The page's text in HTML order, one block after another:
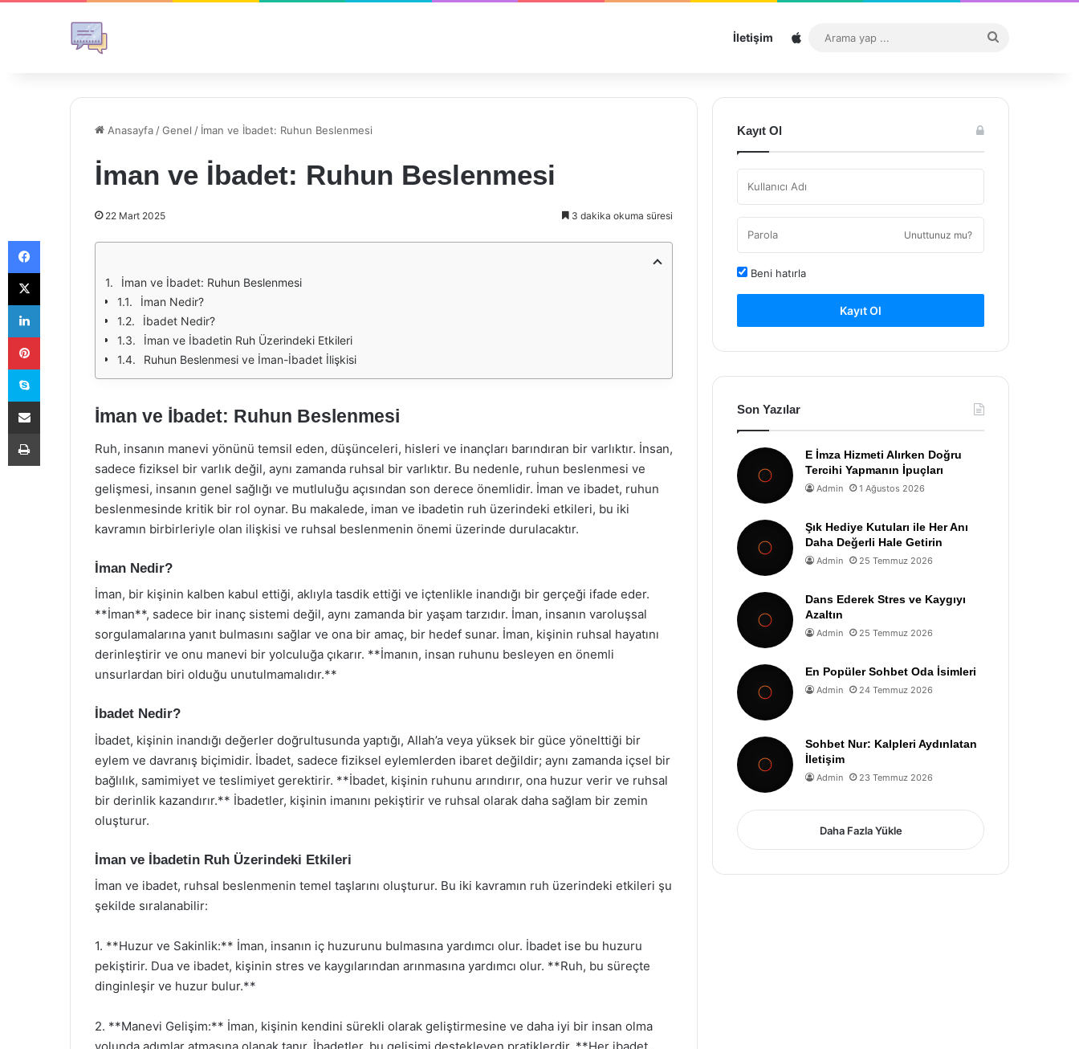
İletişim Sitemap
...
Anasayfa /Genel / İman ve İbadet: Ruhun Beslenmesi
İman ve İbadet: Ruhun Beslenmesi
22 Mart 2025 3 dakika okuma süresi
İman ve İbadet: Ruhun Beslenmesi
İman Nedir?
İbadet Nedir?
İman ve İbadetin Ruh Üzerindeki Etkileri
Ruhun Beslenmesi ve İman-İbadet İlişkisi
İman ve İbadet: Ruhun Beslenmesi
Ruh, insanın manevi yönünü temsil eden, düşünceleri, hisleri ve inançları barındıran bir varlıktır. İnsan,
sadece fiziksel bir varlık değil, aynı zamanda ruhsal bir varlıktır. Bu nedenle, ruhun beslenmesi ve
gelişmesi, insanın genel sağlığı ve mutluluğu açısından son derece önemlidir. İman ve ibadet, ruhun
beslenmesinde kritik bir rol oynar. Bu makalede, iman ve ibadetin ruh üzerindeki etkileri, bu iki
kavramın birbirleriyle olan ilişkisi ve ruhsal beslenmenin önemi üzerinde durulacaktır.
İman Nedir?
İman, bir kişinin kalben kabul ettiği, aklıyla tasdik ettiği ve içtenlikle inandığı bir gerçeği ifade eder.
**İman**, sadece bir inanç sistemi değil, aynı zamanda bir yaşam tarzıdır. İman, insanın varoluşsal
sorgulamalarına yanıt bulmasını sağlar ve ona bir amaç, bir hedef sunar. İman, kişinin ruhsal hayatını
derinleştirir ve onu manevi bir yolculuğa çıkarır. **İmanın, insan ruhunu besleyen en önemli
unsurlardan biri olduğu unutulmamalıdır.**
İbadet Nedir?
İbadet, kişinin inandığı değerler doğrultusunda yaptığı, Allah’a veya yüksek bir güce yönelttiği bir
eylem ve davranış biçimidir. İbadet, sadece fiziksel eylemlerden ibaret değildir; aynı zamanda içsel bir
bağlılık, samimiyet ve teslimiyet gerektirir. **İbadet, kişinin ruhunu arındırır, ona huzur verir ve ruhsal
bir derinlik kazandırır.** İbadetler, kişinin imanını pekiştirir ve ruhsal olarak daha sağlam bir zemin
oluşturur.
İman ve İbadetin Ruh Üzerindeki Etkileri
İman ve ibadet, ruhsal beslenmenin temel taşlarını oluşturur. Bu iki kavramın ruh üzerindeki etkileri şu
şekilde sıralanabilir:
1. **Huzur ve Sakinlik:** İman, insanın iç huzurunu bulmasına yardımcı olur. İbadet ise bu huzuru
pekiştirir. Dua ve ibadet, kişinin stres ve kaygılarından arınmasına yardımcı olur. **Ruh, bu süreçte
dinginleşir ve huzur bulur.**
2. **Manevi Gelişim:** İman, kişinin kendini sürekli olarak geliştirmesine ve daha iyi bir insan olma
Kayıt Ol
Unuttunuz mu?
Beni hatırla
Kayıt Ol
Son Yazılar
E İmza Hizmeti Alırken Doğru
Tercihi Yapmanın İpuçları
Admin 1 Ağustos 2026
Şık Hediye Kutuları ile Her Anı
Daha Değerli Hale Getirin
Admin 25 Temmuz 2026
Dans Ederek Stres ve Kaygıyı
Azaltın
Admin 25 Temmuz 2026
En Popüler Sohbet Oda İsimleri
Admin 24 Temmuz 2026
Sohbet Nur: Kalpleri Aydınlatan
İletişim
Admin 23 Temmuz 2026
Daha Fazla Yükle
Facebook
X
LinkedIn
Pinterest
Skype
E-Posta ile paylaş